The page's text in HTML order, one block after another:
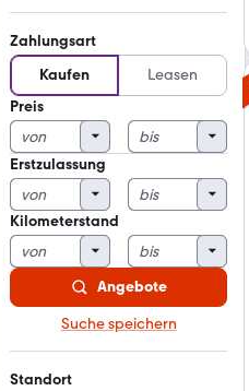
Zahlungsart
Kaufen
Leasen
Preis
Erstzulassung
Kilometerstand
Angebote
Suche speichern
Standort